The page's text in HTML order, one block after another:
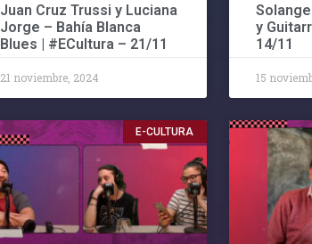
Juan Cruz Trussi y Luciana
Jorge – Bahía Blanca
Blues | #ECultura – 21/11
21 noviembre, 2024
y
14/11
15
E-CULTURA